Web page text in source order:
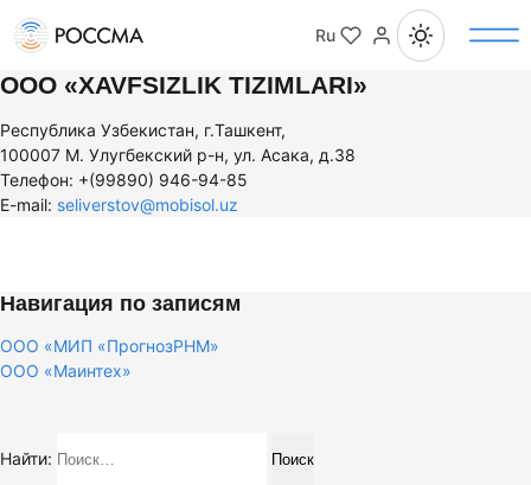
Ru
ООО «XAVFSIZLIK TIZIMLARI»
Республика Узбекистан, г.Ташкент,
100007 М. Улугбекский р-н, ул. Асака, д.38
Телефон: +(99890) 946-94-85
E-mail: seliverstov@mobisol.uz
Навигация по записям
ООО «МИП «ПрогнозРНМ»
ООО «Маинтех»
Найти: